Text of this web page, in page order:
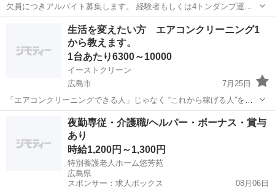
欠員につきアルバイト募集します。 経験者もしくは4トンダンプ運転
できる人は13000以上です。 もちろん初心者でも可能です。 定型文に
福島町駅 その他
生活を変えたい方 エアコンクリーニング1
から教えます。
1台あたり6300～10000
イーストクリーン
広島市
7月25日
「エアコンクリーニングできる人」じゃなく “これから稼げる人”を育
てます。 未経験OK。 現場の流れ、接客、分解、洗浄、養生まで教え
現場に入れるようサポー...
広島市 その他 量販店
夜勤専従・介護職/ヘルパー・ボーナス・賞与
あり
時給1,200円～1,300円
特別養護老人ホーム悠芳苑
広島県
スポンサー：求人ボックス
08月06日